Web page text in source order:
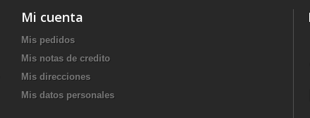
Mi cuenta
Mis pedidos
Mis notas de credito
Mis direcciones
Mis datos personales